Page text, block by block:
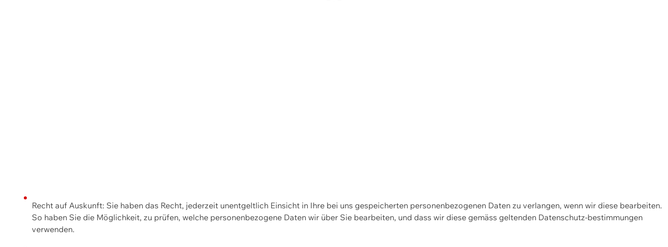
Recht auf Auskunft: Sie haben das Recht, jederzeit unentgeltlich Einsicht in Ihre bei uns gespeicherten personenbezogenen Daten zu verlangen, wenn wir diese bearbeiten.
So haben Sie die Möglichkeit, zu prüfen, welche personenbezogene Daten wir über Sie bearbeiten, und dass wir diese gemäss geltenden Datenschutz-bestimmungen
verwenden.